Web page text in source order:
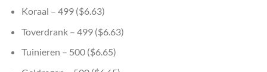
Koraal – 499 ($6.63)
Toverdrank – 499 ($6.63)
Tuinieren – 500 ($6.65)